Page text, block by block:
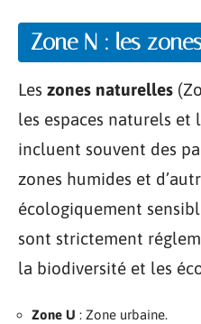
Zone N : les
Les zones naturelles
les espaces naturels et
incluent souvent des
zones humides et
écologiquement
sont strictement
la biodiversité et les
Zone U : Zone urbaine.